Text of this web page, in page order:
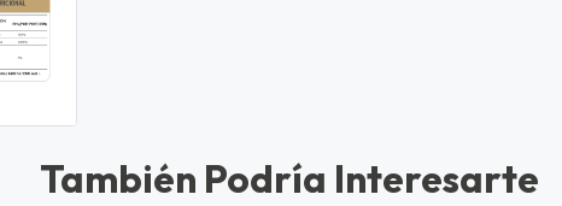
También Podría Interesarte